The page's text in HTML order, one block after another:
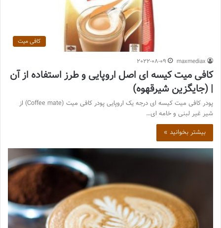
کافی میت
maxmediax
2022-08-09
کافی میت کیسه ای اصل اروپایی و طرز استفاده از آن
| (جایگزین شیرقهوه)
پودر کافی میت کیسه ای درجه یک اروپایی پودر کافی میت (Coffee mate) از
شیر غیر لبنی و خامه ای…
بیشتر بخوانید »